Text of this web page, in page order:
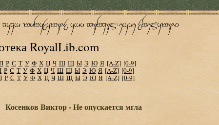
RoyalLib.com
Р С Т У Ф Х Ц Ч Ш Щ Ы Э Ю Я [A-Z] [0-9]
Р С Т У Ф Х Ц Ч Ш Щ Ы Э Ю Я [A-Z] [0-9]
Р С Т У Ф Х Ц Ч Ш Щ Ы Э Ю Я [A-Z] [0-9]
Косенков Виктор - Не опускается мгла